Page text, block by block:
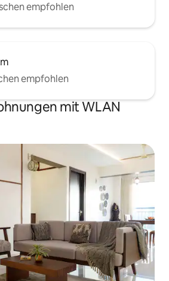
empfohlen
empfohlen
mit WLAN